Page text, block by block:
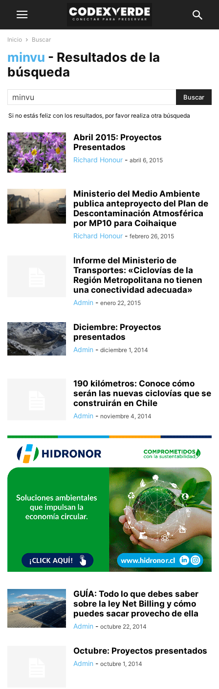
Inicio Buscar
minvu - Resultados de la
búsqueda
Si no estás feliz con los resultados, por favor realiza otra búsqueda
Abril 2015: Proyectos
Presentados
Richard Honour - abril 6, 2015
Ministerio del Medio Ambiente
publica anteproyecto del Plan de
Descontaminación Atmosférica
por MP10 para Coihaique
Richard Honour - febrero 26, 2015
Informe del Ministerio de
Transportes: «Ciclovías de la
Región Metropolitana no tienen
una conectividad adecuada»
Admin - enero 22, 2015
Diciembre: Proyectos
presentados
Admin - diciembre 1, 2014
190 kilómetros: Conoce cómo
serán las nuevas ciclovías que se
construirán en Chile
Admin - noviembre 4, 2014
GUÍA: Todo lo que debes saber
sobre la ley Net Billing y cómo
puedes sacar provecho de ella
Admin - octubre 22, 2014
Octubre: Proyectos presentados
Admin - octubre 1, 2014